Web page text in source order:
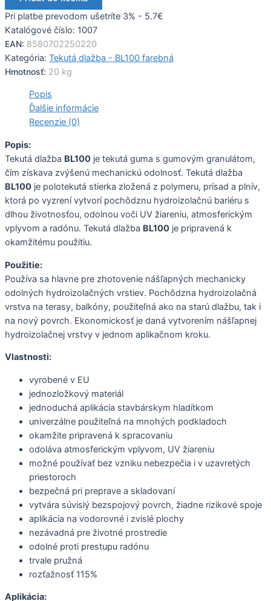
Pri platbe prevodom ušetríte 3% - 5.7€
Katalógové číslo: 1007
EAN: 8580702250220
Kategória: Tekutá dlažba - BL100 farebná
Hmotnosť: 20 kg
Popis
Ďalšie informácie
Recenzie (0)
Popis:
Tekutá dlažba BL100 je tekutá guma s gumovým granulátom,
čím získava zvýšenú mechanickú odolnosť. Tekutá dlažba
BL100 je polotekutá stierka zložená z polymeru, prísad a plnív,
ktorá po vyzrení vytvorí pochôdznu hydroizolačnú bariéru s
dlhou životnosťou, odolnou voči UV žiareniu, atmosferickým
vplyvom a radónu. Tekutá dlažba BL100 je pripravená k
okamžitému použitiu.
Použitie:
Používa sa hlavne pre zhotovenie nášľapných mechanicky
odolných hydroizolačných vrstiev. Pochôdzna hydroizolačná
vrstva na terasy, balkóny, použiteľná ako na starú dlažbu, tak i
na nový povrch. Ekonomickosť je daná vytvorením nášľapnej
hydroizolačnej vrstvy v jednom aplikačnom kroku.
Vlastnosti:
vyrobené v EU
jednozložkový materiál
jednoduchá aplikácia stavbárskym hladítkom
univerzálne použiteľná na mnohých podkladoch
okamžite pripravená k spracovaniu
odoláva atmosferickým vplyvom, UV žiareniu
možné používať bez vzniku nebezpečia i v uzavretých
priestoroch
bezpečná pri preprave a skladovaní
vytvára súvislý bezspojový povrch, žiadne rizikové spoje
aplikácia na vodorovné i zvislé plochy
nezávadná pre životné prostredie
odolné proti prestupu radónu
trvale pružná
rozťažnosť 115%
Aplikácia: